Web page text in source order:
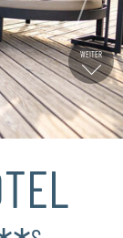
WEITER